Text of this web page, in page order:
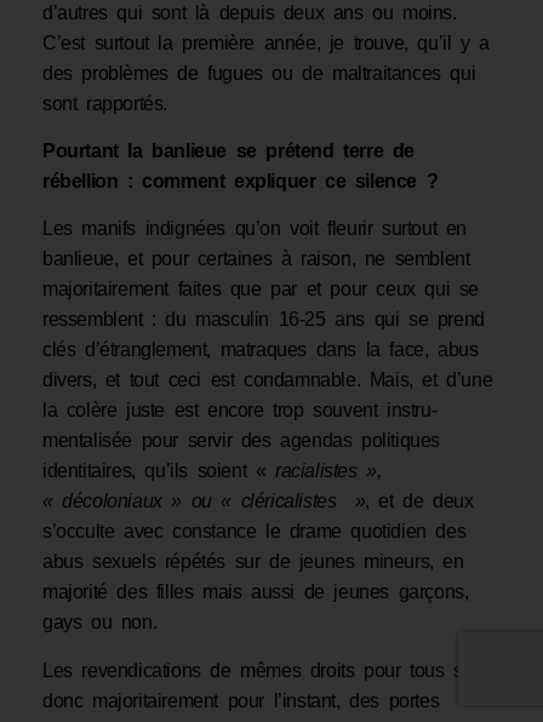
d’autres qui sont là depuis deux ans ou moins.
C’est surtout la première année, je trouve, qu’il y a
des problèmes de fugues ou de maltraitances qui
sont rapportés.
Pourtant la banlieue se prétend terre de
rébellion : comment expliquer ce silence ?
Les manifs indignées qu’on voit fleurir surtout en
banlieue, et pour certaines à raison, ne semblent
majoritairement faites que par et pour ceux qui se
ressemblent : du mascu­lin 16-25 ans qui se prend
clés d’étranglement, matraques dans la face, abus
divers, et tout ceci est condamnable. Mais, et d’une
la colère juste est encore trop souvent instru­
mentalisée pour servir des agendas politiques
identitaires, qu’ils soient «racialistes »,
« décoloniaux » ou « cléricalistes
», et de deux
s’occulte avec constance le drame quotidien des
abus sexuels répétés sur de jeunes mineurs, en
majorité des filles mais aussi de jeunes garçons,
gays ou non.
Les revendications de mêmes droits pour tous sont
donc majoritairement pour l’ins­tant, des portes